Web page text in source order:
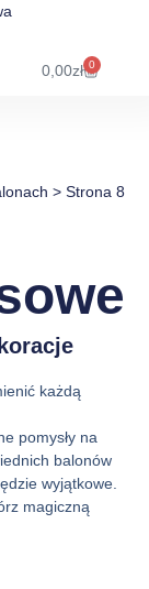
0,00zł 0
> Strona 8
każdą
pomysły na
balonów
wyjątkowe.
magiczną